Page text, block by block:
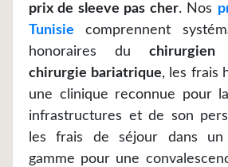
prix de sleeve pas cher. Nos
Tunisie comprennent
honoraires du
chirurgie bariatrique, les frais
une clinique reconnue pour
infrastructures et de son
les frais de séjour dans
gamme pour une